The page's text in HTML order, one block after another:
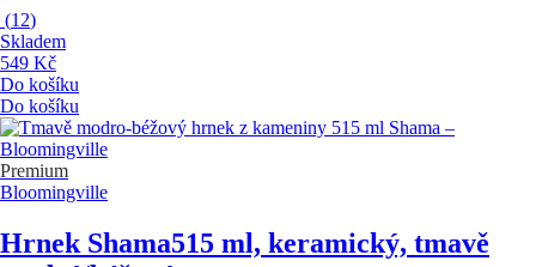
(12)
Skladem
549 Kč
Do košíku
Do košíku
Premium
Bloomingville
Hrnek Shama515 ml, keramický, tmavě